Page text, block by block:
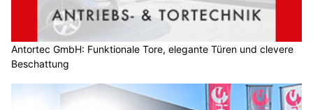
Antortec GmbH: Funktionale Tore, elegante Türen und clevere
Beschattung